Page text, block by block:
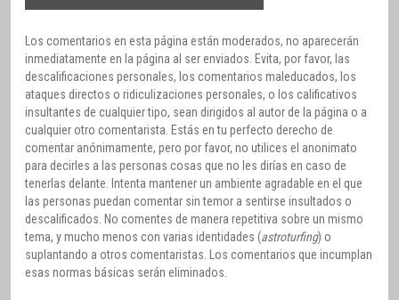
Los comentarios en esta página están moderados, no aparecerán
inmediatamente en la página al ser enviados. Evita, por favor, las
descalificaciones personales, los comentarios maleducados, los
ataques directos o ridiculizaciones personales, o los calificativos
insultantes de cualquier tipo, sean dirigidos al autor de la página o a
cualquier otro comentarista. Estás en tu perfecto derecho de
comentar anónimamente, pero por favor, no utilices el anonimato
para decirles a las personas cosas que no les dirías en caso de
tenerlas delante. Intenta mantener un ambiente agradable en el que
las personas puedan comentar sin temor a sentirse insultados o
descalificados. No comentes de manera repetitiva sobre un mismo
tema, y mucho menos con varias identidades (astroturfing) o
suplantando a otros comentaristas. Los comentarios que incumplan
esas normas básicas serán eliminados.